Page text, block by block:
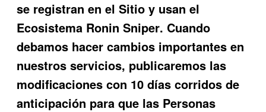
se registran en el Sitio y usan el
Ecosistema Ronin Sniper. Cuando
debamos hacer cambios importantes en
nuestros servicios, publicaremos las
modificaciones con 10 días corridos de
anticipación para que las Personas